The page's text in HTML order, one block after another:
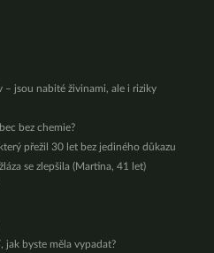
– jsou nabité živinami, ale i riziky
bez chemie?
přežil 30 let bez jediného důkazu
se zlepšila (Martina, 41 let)
jak byste měla vypadat?